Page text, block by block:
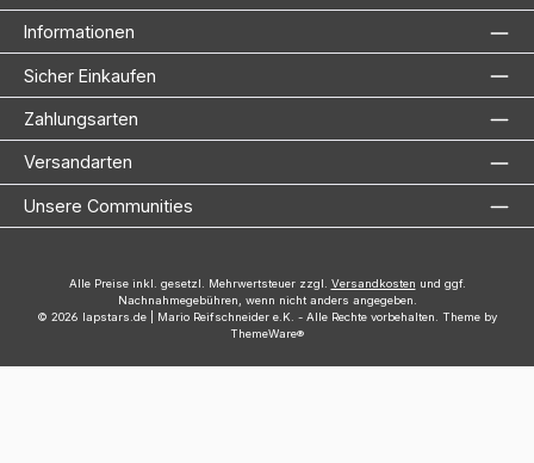
Informationen
Sicher Einkaufen
Zahlungsarten
Versandarten
Unsere Communities
Alle Preise inkl. gesetzl. Mehrwertsteuer zzgl. Versandkosten und ggf.
Nachnahmegebühren, wenn nicht anders angegeben.
© 2026 lapstars.de | Mario Reifschneider e.K. - Alle Rechte vorbehalten. Theme by
ThemeWare®